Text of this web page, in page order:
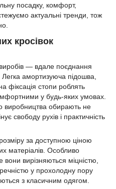
посадку, комфорт,
актуальні тренди, тож
кросівок
— вдале поєднання
Легка амортизуюча підошва,
фіксація стопи роблять
у будь-яких умовах.
виробництва обирають не
свободу рухів і практичність
за доступною ціною
матеріалів. Особливо
вирізняються міцністю,
у прохолодну пору
з класичним одягом.